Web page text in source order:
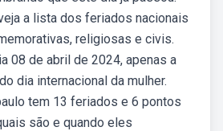
a lista dos feriados nacionais
religiosas e civis.
08 de abril de 2024, apenas a
dia internacional da mulher.
tem 13 feriados e 6 pontos
são e quando eles